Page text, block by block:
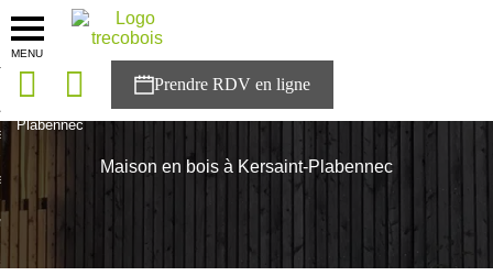
MENU
solutions
Trecobois
Plabennec
Maison en bois à Kersaint-Plabennec